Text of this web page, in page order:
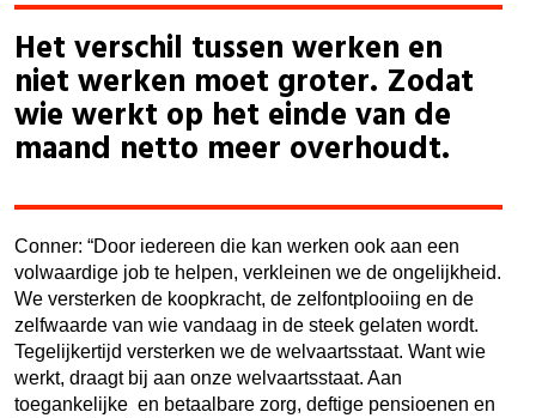
Het verschil tussen werken en
niet werken moet groter. Zodat
wie werkt op het einde van de
maand netto meer overhoudt.
Conner: “Door iedereen die kan werken ook aan een
volwaardige job te helpen, verkleinen we de ongelijkheid.
We versterken de koopkracht, de zelfontplooiing en de
zelfwaarde van wie vandaag in de steek gelaten wordt.
Tegelijkertijd versterken we de welvaartsstaat. Want wie
werkt, draagt bij aan onze welvaartsstaat. Aan
toegankelijke en betaalbare zorg, deftige pensioenen en